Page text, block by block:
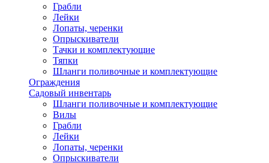
Грабли
Лейки
Лопаты, черенки
Опрыскиватели
Тачки и комплектующие
Тяпки
Шланги поливочные и комплектующие
Ограждения
Садовый инвентарь
Шланги поливочные и комплектующие
Вилы
Грабли
Лейки
Лопаты, черенки
Опрыскиватели